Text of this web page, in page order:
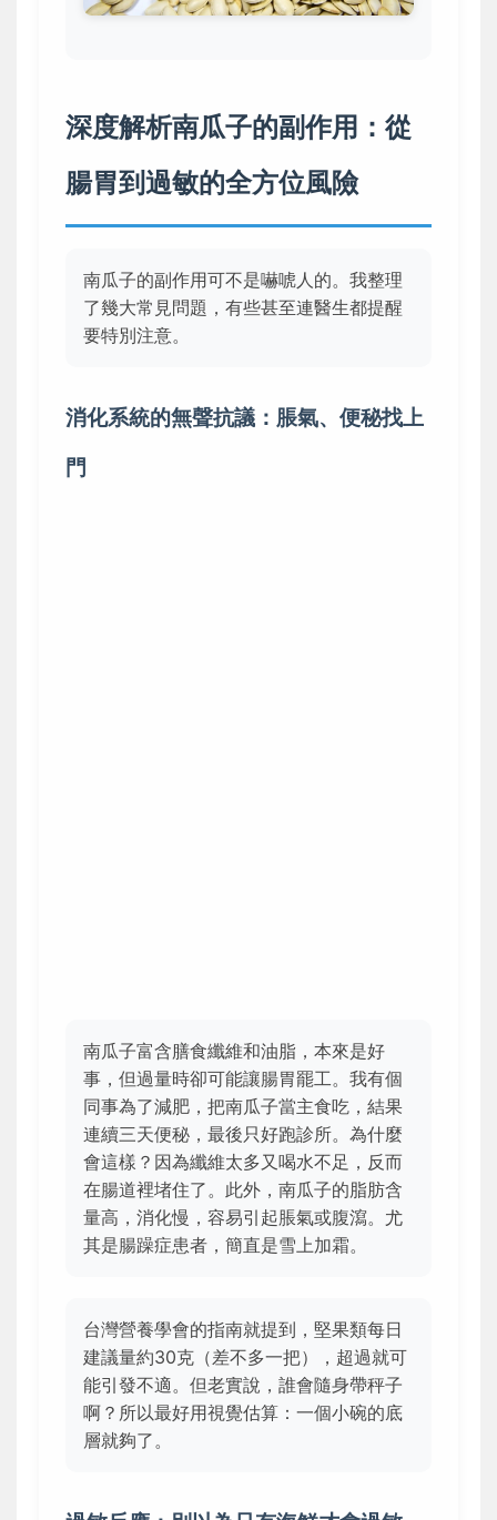
深度解析南瓜子的副作用：從
腸胃到過敏的全方位風險
南瓜子的副作用可不是嚇唬人的。我整理
了幾大常見問題，有些甚至連醫生都提醒
要特別注意。
消化系統的無聲抗議：脹氣、便秘找上
門
南瓜子富含膳食纖維和油脂，本來是好
事，但過量時卻可能讓腸胃罷工。我有個
同事為了減肥，把南瓜子當主食吃，結果
連續三天便秘，最後只好跑診所。為什麼
會這樣？因為纖維太多又喝水不足，反而
在腸道裡堵住了。此外，南瓜子的脂肪含
量高，消化慢，容易引起脹氣或腹瀉。尤
其是腸躁症患者，簡直是雪上加霜。
台灣營養學會的指南就提到，堅果類每日
建議量約30克（差不多一把），超過就可
能引發不適。但老實說，誰會隨身帶秤子
啊？所以最好用視覺估算：一個小碗的底
層就夠了。